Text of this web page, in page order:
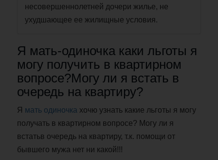
несовершеннолетней дочери жилье, не
ухудшающее ее жилищные условия.
Я мать-одиночка каки льготы я
могу получить в квартирном
вопросе?Могу ли я встать в
очередь на квартиру?
Я мать одиночка хочю узнать какие льготы я могу
получать в квартирном вопросе? Могу ли я
встатьв очередь на квартиру, т.к. помощи от
бывшего мужа нет ни какой!!!